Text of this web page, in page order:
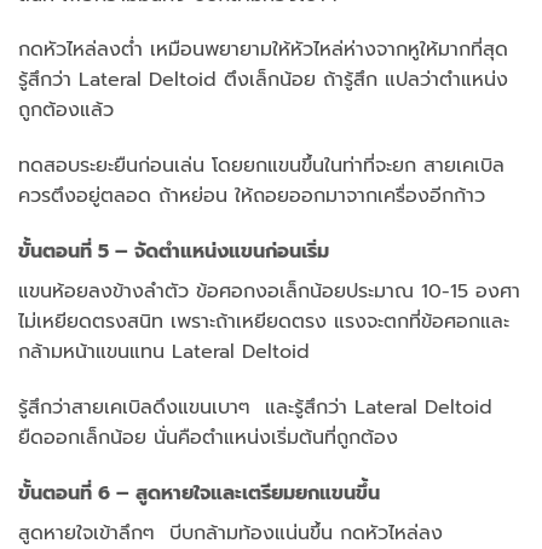
กดหัวไหล่ลงต่ำ เหมือนพยายามให้หัวไหล่ห่างจากหูให้มากที่สุด
รู้สึกว่า Lateral Deltoid ตึงเล็กน้อย ถ้ารู้สึก แปลว่าตำแหน่ง
ถูกต้องแล้ว
ทดสอบระยะยืนก่อนเล่น โดยยกแขนขึ้นในท่าที่จะยก สายเคเบิล
ควรตึงอยู่ตลอด ถ้าหย่อน ให้ถอยออกมาจากเครื่องอีกก้าว
ขั้นตอนที่ 5 – จัดตำแหน่งแขนก่อนเริ่ม
แขนห้อยลงข้างลำตัว ข้อศอกงอเล็กน้อยประมาณ 10-15 องศา
ไม่เหยียดตรงสนิท เพราะถ้าเหยียดตรง แรงจะตกที่ข้อศอกและ
กล้ามหน้าแขนแทน Lateral Deltoid
รู้สึกว่าสายเคเบิลดึงแขนเบาๆ และรู้สึกว่า Lateral Deltoid
ยืดออกเล็กน้อย นั่นคือตำแหน่งเริ่มต้นที่ถูกต้อง
ขั้นตอนที่ 6 – สูดหายใจและเตรียมยกแขนขึ้น
สูดหายใจเข้าลึกๆ บีบกล้ามท้องแน่นขึ้น กดหัวไหล่ลง